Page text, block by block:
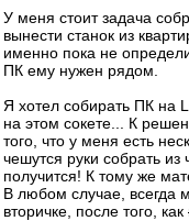
У меня стоит задача
вынести станок из
именно пока не
ПК ему нужен рядом.
Я хотел собирать ПК на
на этом сокете... К
того, что у меня есть
чешутся руки собрать из
получится! К тому же
В любом случае, всегда
вторичке, после того, как